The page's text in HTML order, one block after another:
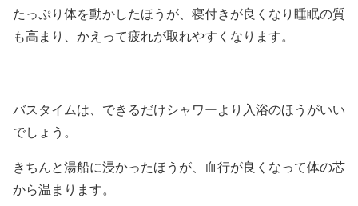
たっぷり体を動かしたほうが、寝付きが良くなり睡眠の質
も高まり、かえって疲れが取れやすくなります。
バスタイムは、できるだけシャワーより入浴のほうがいい
でしょう。
きちんと湯船に浸かったほうが、血行が良くなって体の芯
から温まります。